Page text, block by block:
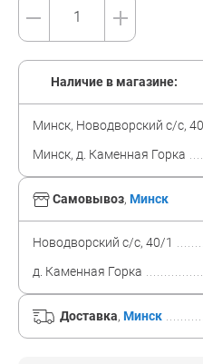
Самовывоз, Минск
Новодворский с/с, 40/1
д. Каменная Горка
Доставка, Минск
Наличие в магазине:
Минск, Новодворский с/с,
Минск, д. Каменная Горка